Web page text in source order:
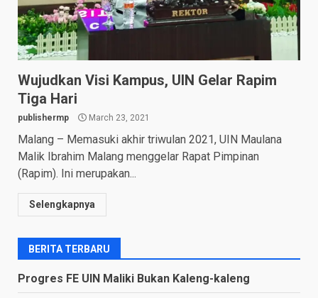
Wujudkan Visi Kampus, UIN Gelar Rapim
Tiga Hari
publishermp March 23, 2021
Malang – Memasuki akhir triwulan 2021, UIN Maulana
Malik Ibrahim Malang menggelar Rapat Pimpinan
(Rapim). Ini merupakan...
Selengkapnya
BERITA TERBARU
Progres FE UIN Maliki Bukan Kaleng-kaleng